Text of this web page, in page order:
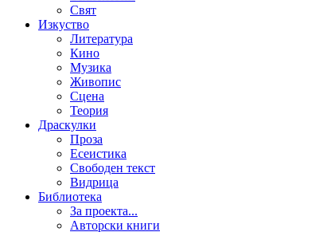
Свят
Изкуство
Литература
Кино
Музика
Живопис
Сцена
Теория
Драскулки
Проза
Есеистика
Свободен текст
Видрица
Библиотека
За проекта...
Авторски книги